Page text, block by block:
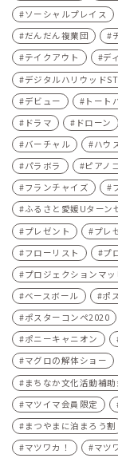
ソーシャルプレイス
だんだん複業団
テイクアウト
デ
デジタルハリウッド
デビュー
トート
ドラマ
ドローン
バーチャル
ハウ
パラボラ
ピアノ
フランチャイズ
ふるさと愛媛Uターン
プレゼント
プレ
フローリスト
プ
プロジェクションマッ
ベースボール
ポ
ポスターコンペ2020
ポニーキャニオン
マグロの解体ショー
まちなか文化活動補助
マツイマ会員限定
まつやまに泊まろう割
マツワカ！
マツ